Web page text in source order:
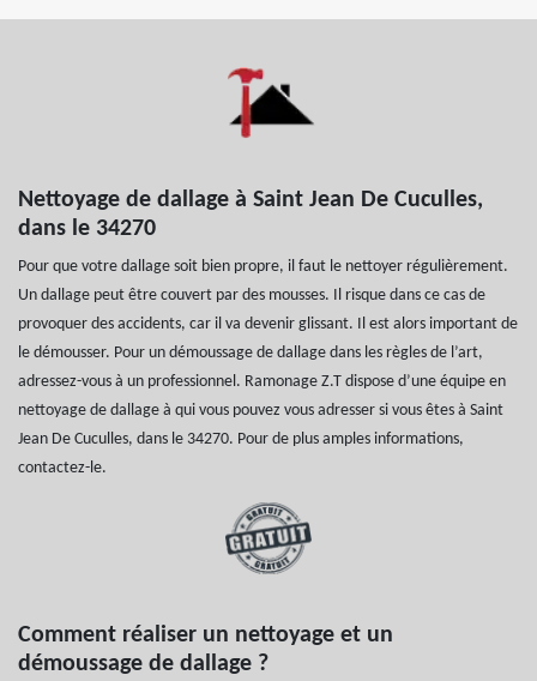
Nettoyage de dallage à Saint Jean De Cuculles,
dans le 34270
Pour que votre dallage soit bien propre, il faut le nettoyer régulièrement.
Un dallage peut être couvert par des mousses. Il risque dans ce cas de
provoquer des accidents, car il va devenir glissant. Il est alors important de
le démousser. Pour un démoussage de dallage dans les règles de l’art,
adressez-vous à un professionnel. Ramonage Z.T dispose d’une équipe en
nettoyage de dallage à qui vous pouvez vous adresser si vous êtes à Saint
Jean De Cuculles, dans le 34270. Pour de plus amples informations,
contactez-le.
Comment réaliser un nettoyage et un
démoussage de dallage ?